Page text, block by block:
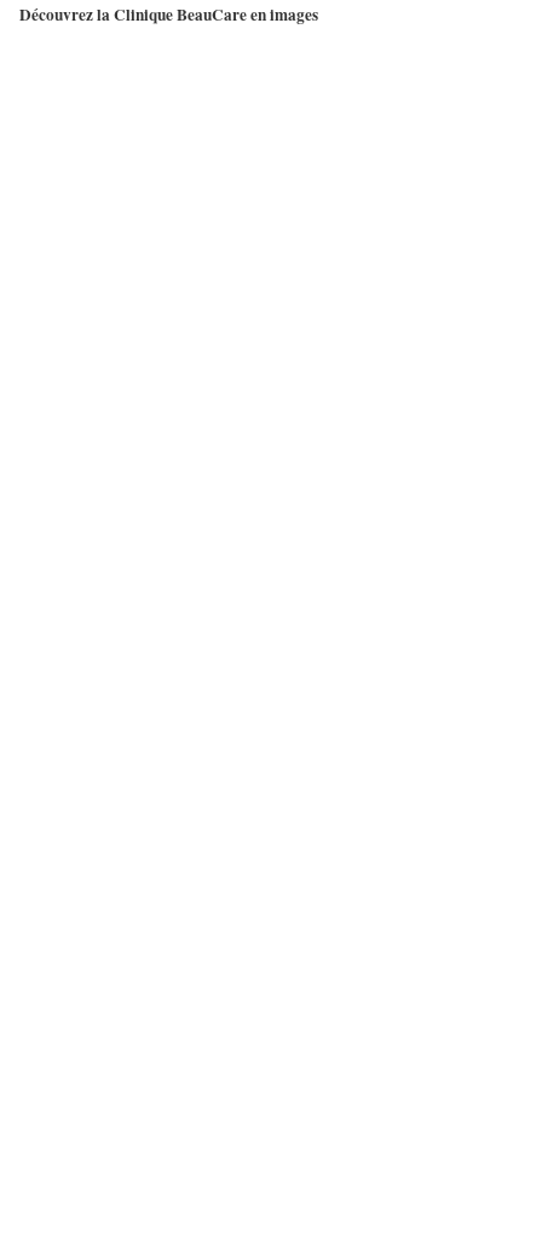
Découvrez la Clinique BeauCare en images